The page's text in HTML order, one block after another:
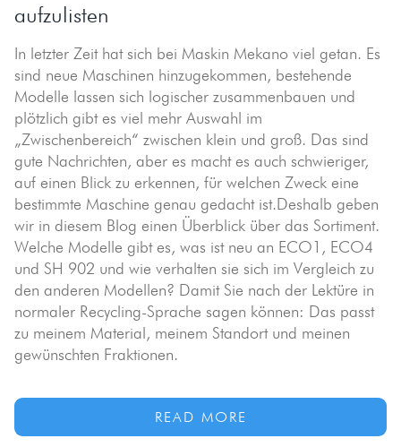
aufzulisten
In letzter Zeit hat sich bei Maskin Mekano viel getan. Es
sind neue Maschinen hinzugekommen, bestehende
Modelle lassen sich logischer zusammenbauen und
plötzlich gibt es viel mehr Auswahl im
„Zwischenbereich“ zwischen klein und groß. Das sind
gute Nachrichten, aber es macht es auch schwieriger,
auf einen Blick zu erkennen, für welchen Zweck eine
bestimmte Maschine genau gedacht ist.Deshalb geben
wir in diesem Blog einen Überblick über das Sortiment.
Welche Modelle gibt es, was ist neu an ECO1, ECO4
und SH 902 und wie verhalten sie sich im Vergleich zu
den anderen Modellen? Damit Sie nach der Lektüre in
normaler Recycling-Sprache sagen können: Das passt
zu meinem Material, meinem Standort und meinen
gewünschten Fraktionen.
READ MORE